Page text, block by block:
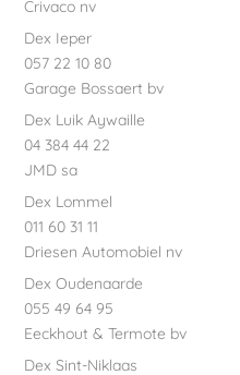
Crivaco nv
Dex Ieper
057 22 10 80
Garage Bossaert bv
Dex Luik Aywaille
04 384 44 22
JMD sa
Dex Lommel
011 60 31 11
Driesen Automobiel nv
Dex Oudenaarde
055 49 64 95
Eeckhout & Termote bv
Dex Sint-Niklaas